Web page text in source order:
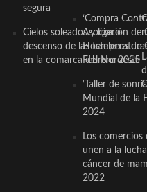
segura
Cielos soleados y ligero
descenso de las
en la comarca del Noroeste
‘Compra
Asociación de
Hosteleros de
Febrero 2025
‘Taller de
Mundial de la
2024
Los comercios
unen a la
cáncer de
2022